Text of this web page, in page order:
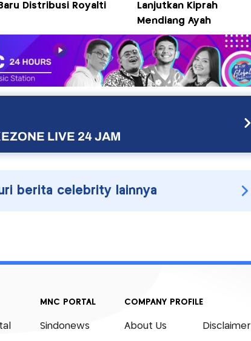
Baru Distribusi Royalti
Lanjutkan Kiprah
Mendiang Ayah
LIVE 24 JAM
berita celebrity lainnya
MNC PORTAL
Sindonews
COMPANY PROFILE
About Us Disclaimer